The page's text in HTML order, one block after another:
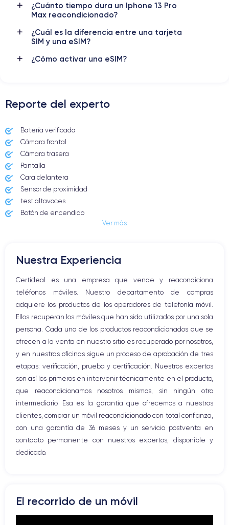
Para más detalles,consulta la ficha técnica completa del iPhone
13 pro Max
¿Cuánto tiempo dura un Iphone 13 Pro
Max reacondicionado?
¿Cuál es la diferencia entre una tarjeta
SIM y una eSIM?
¿Cómo activar una eSIM?
Reporte del experto
Batería verificada
Cámara frontal
Cámara trasera
Pantalla
Cara delantera
Sensor de proximidad
test altavoces
Botón de encendido
Altavoz
Botón Inicio
Bluetooth
WiFi
Red móvil
Vibración
Conector USB
Ver más
Nuestra Experiencia
Certideal es una empresa que vende y reacondiciona
teléfonos móviles. Nuestro departamento de compras
adquiere los productos de los operadores de telefonía móvil.
Ellos recuperan los móviles que han sido utilizados por una sola
persona. Cada uno de los productos reacondicionados que se
ofrecen a la venta en nuestro sitio es recuperado por nosotros,
y en nuestras oficinas sigue un proceso de aprobación de tres
etapas: verificación, prueba y certificación. Nuestros expertos
son así los primeros en intervenir técnicamente en el producto,
que reacondicionamos nosotros mismos, sin ningún otro
intermediario. Esa es la garantía que ofrecemos a nuestros
clientes, comprar un móvil reacondicionado con total confianza,
con una garantía de 36 meses y un servicio postventa en
contacto permanente con nuestros expertos, disponible y
dedicado.
El recorrido de un móvil